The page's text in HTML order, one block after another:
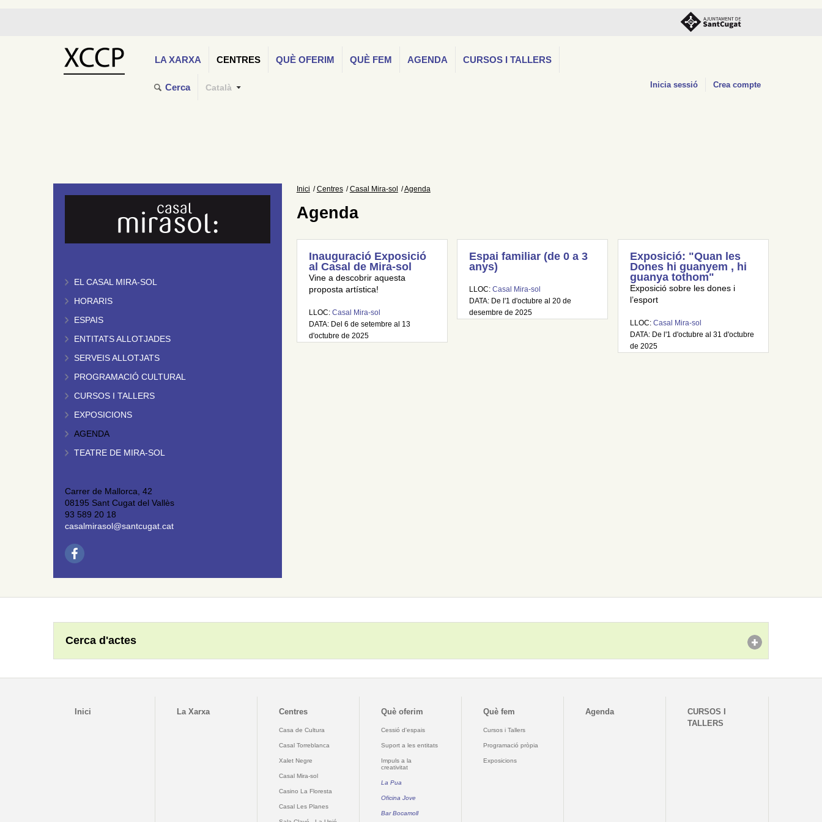
LA XARXA CENTRES QUÈ OFERIM QUÈ FEM AGENDA CURSOS I TALLERS
Cerca Català Inicia sessió Crea compte
EL CASAL MIRA-SOL
HORARIS
ESPAIS
ENTITATS ALLOTJADES
SERVEIS ALLOTJATS
PROGRAMACIÓ CULTURAL
CURSOS I TALLERS
EXPOSICIONS
AGENDA
TEATRE DE MIRA-SOL
Carrer de Mallorca, 42
08195 Sant Cugat del Vallès
93 589 20 18
casalmirasol@santcugat.cat
Inici Centres Casal Mira-sol Agenda
Agenda
Inauguració Exposició
al Casal de Mira-sol
Vine a descobrir aquesta
proposta artística!
LLOC: Casal Mira-sol
DATA: Del 6 de setembre al 13
d'octubre de 2025
Espai familiar (de 0 a 3
anys)
LLOC:Casal Mira-sol
DATA: De l'1 d'octubre al 20 de
desembre de 2025
Exposició: "Quan les
Dones hi guanyem , hi
guanya tothom"
Exposició sobre les dones i
l’esport
LLOC: Casal Mira-sol
DATA: De l'1 d'octubre al 31 d'octubre
de 2025
Cerca d'actes
Inici La Xarxa Centres
Casa de Cultura
Casal Torreblanca
Xalet Negre
Casal Mira-sol
Casino La Floresta
Casal Les Planes
Què oferim
Cessió d'espais
Suport a les entitats
Impuls a la
creativitat
La Pua
Oficina Jove
Bar Bocamoll
Què fem
Cursos i Tallers
Programació pròpia
Exposicions
Agenda
CURSOS I
TALLERS